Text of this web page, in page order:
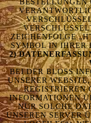
BESTELLUNGEN
ZEICHENFOLGE
SYMBOL IN IHRER
2)
BEI DER BLOSS
NSERER WEBSITE,
EGISTRIEREN
NFORMATIONEN
UR SOLCHE
NSEREN SERVER